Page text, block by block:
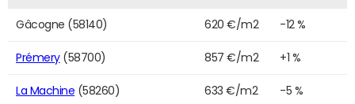
Gâcogne (58140) 620 €/m2 -12 %
Prémery(58700) 857 €/m2 +1 %
La Machine (58260) 633 €/m2 -5 %